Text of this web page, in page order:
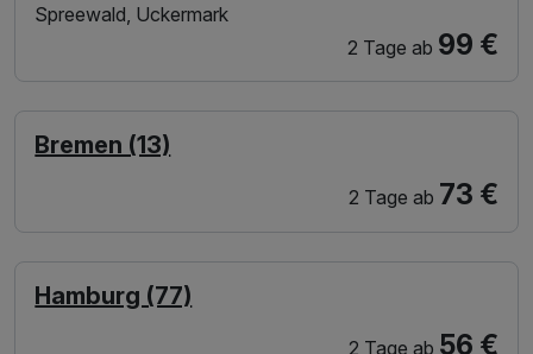
Spreewald, Uckermark
2 Tage ab 99 €
Bremen (13)
2 Tage ab 73 €
Hamburg (77)
2 Tage ab 56 €